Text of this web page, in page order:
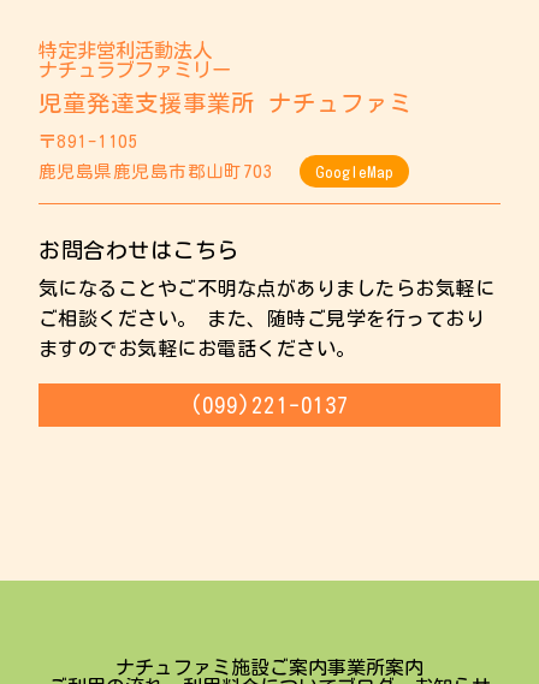
特定非営利活動法人
ナチュラブファミリー
児童発達支援事業所 ナチュファミ
〒891-1105
鹿児島県鹿児島市郡山町703
GoogleMap
お問合わせはこちら
気になることやご不明な点がありましたらお気軽に
ご相談ください。 また、随時ご見学を行っており
ますのでお気軽にお電話ください。
(099)221-0137
ナチュファミ 施設ご案内事業所案内